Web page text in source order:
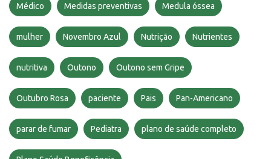
Médico Medidas preventivas Medula óssea
mulher Novembro Azul Nutrição Nutrientes
nutritiva Outono Outono sem Gripe
Outubro Rosa paciente Pais Pan-Americano
parar de fumar Pediatra plano de saúde completo